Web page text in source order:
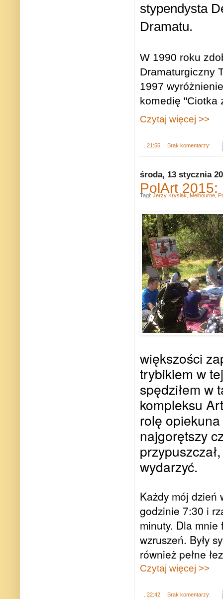
stypendysta
Dramatu.
W 1990 roku
Dramaturgiczny
1997
komedię "Ciotka
Czytaj więcej >>
. 21:55 Brak komentarzy:
środa, 13 stycznia
PolArt 2015:
większości
trybikiem w
spędziłem w
kompleksu
rolę
najgorętszy
wydarzyć.
Każdy mój dzień
godzinie 7:30 i
minuty. Dla mnie
wzruszeń. Były
również pełne
Czytaj więcej >>
22:42 Brak komentarzy:
Tagi: Jerzy Krysiak Melbourne